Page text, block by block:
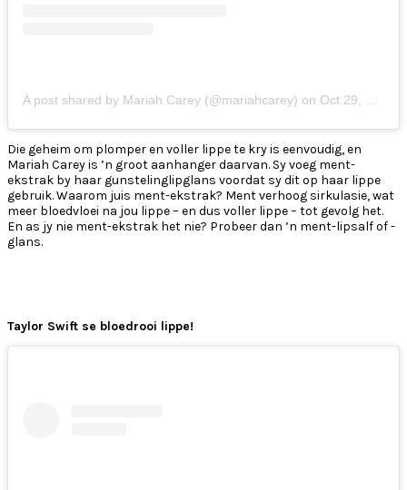
A post shared by Mariah Carey (@mariahcarey) on Oct 29, 2018 at 5:07am PDT
Die geheim om plomper en voller lippe te kry is eenvoudig, en
Mariah Carey is ’n groot aanhanger daarvan. Sy voeg ment-
ekstrak by haar gunstelinglipglans voordat sy dit op haar lippe
gebruik. Waarom juis ment-ekstrak? Ment verhoog sirkulasie, wat
meer bloedvloei na jou lippe – en dus voller lippe – tot gevolg het.
En as jy nie ment-ekstrak het nie? Probeer dan ’n ment-lipsalf of -
glans.
Taylor Swift se bloedrooi lippe!